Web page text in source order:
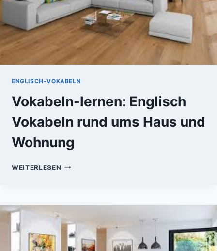
ENGLISCH-VOKABELN
Vokabeln-lernen: Englisch
Vokabeln rund ums Haus und
Wohnung
WEITERLESEN VOKABELN-
RUND
HAUS
UND
WOHNUNG